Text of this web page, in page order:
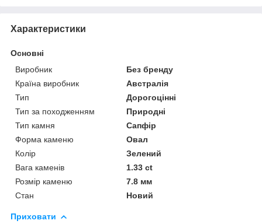
Характеристики
Основні
Виробник
Без бренду
Країна виробник
Австралія
Тип
Дорогоцінні
Тип за походженням
Природні
Тип камня
Сапфір
Форма каменю
Овал
Колір
Зелений
Вага каменів
1.33 ct
Розмір каменю
7.8 мм
Стан
Новий
Приховати